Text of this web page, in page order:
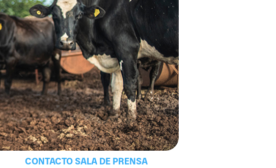
CONTACTO SALA DE PRENSA